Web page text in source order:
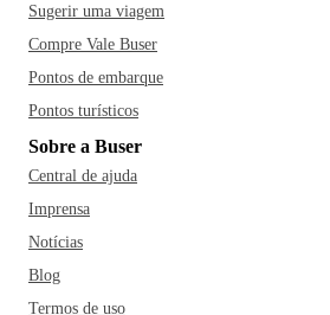
Sugerir uma viagem
Compre Vale Buser
Pontos de embarque
Pontos turísticos
Sobre a Buser
Central de ajuda
Imprensa
Notícias
Blog
Termos de uso